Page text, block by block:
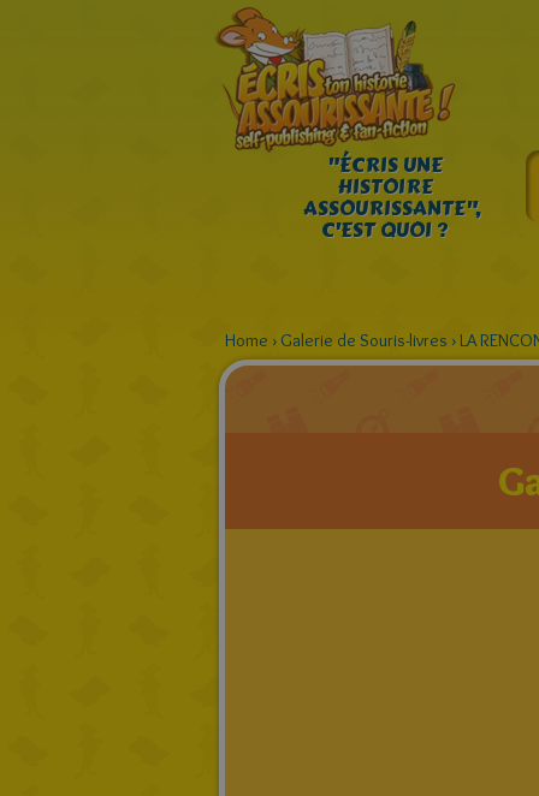
"ÉCRIS UNE
HISTOIRE
ASSOURISSANTE",
C'EST QUOI ?
Home › Galerie de Souris-livres › LA